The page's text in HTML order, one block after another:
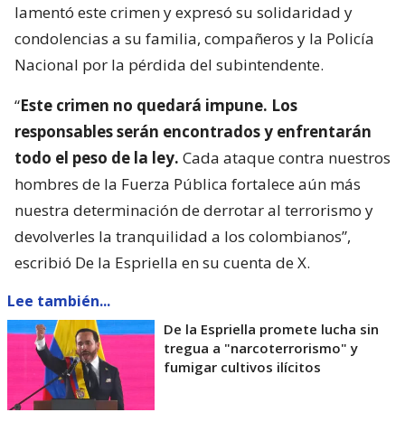
lamentó este crimen y expresó su solidaridad y
condolencias a su familia, compañeros y la Policía
Nacional por la pérdida del subintendente.
“Este crimen no quedará impune. Los
responsables serán encontrados y enfrentarán
todo el peso de la ley. Cada ataque contra nuestros
hombres de la Fuerza Pública fortalece aún más
nuestra determinación de derrotar al terrorismo y
devolverles la tranquilidad a los colombianos”,
escribió De la Espriella en su cuenta de X.
Lee también...
De la Espriella promete lucha sin
tregua a "narcoterrorismo" y
fumigar cultivos ilícitos